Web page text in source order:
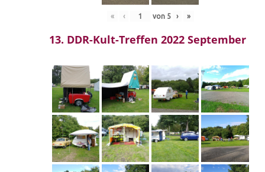
« ‹ von 5 › »
13. DDR-Kult-Treffen 2022 September